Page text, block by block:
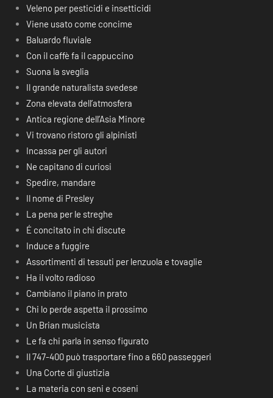
Veleno per pesticidi e insetticidi
Viene usato come concime
Baluardo fluviale
Con il caffè fa il cappuccino
Suona la sveglia
Il grande naturalista svedese
Zona elevata dell’atmosfera
Antica regione dell’Asia Minore
Vi trovano ristoro gli alpinisti
Incassa per gli autori
Ne capitano di curiosi
Spedire, mandare
Il nome di Presley
La pena per le streghe
É concitato in chi discute
Induce a fuggire
Assortimenti di tessuti per lenzuola e tovaglie
Ha il volto radioso
Cambiano il piano in prato
Chi lo perde aspetta il prossimo
Un Brian musicista
Le fa chi parla in senso figurato
Il 747-400 può trasportare fino a 660 passeggeri
Una Corte di giustizia
La materia con seni e coseni